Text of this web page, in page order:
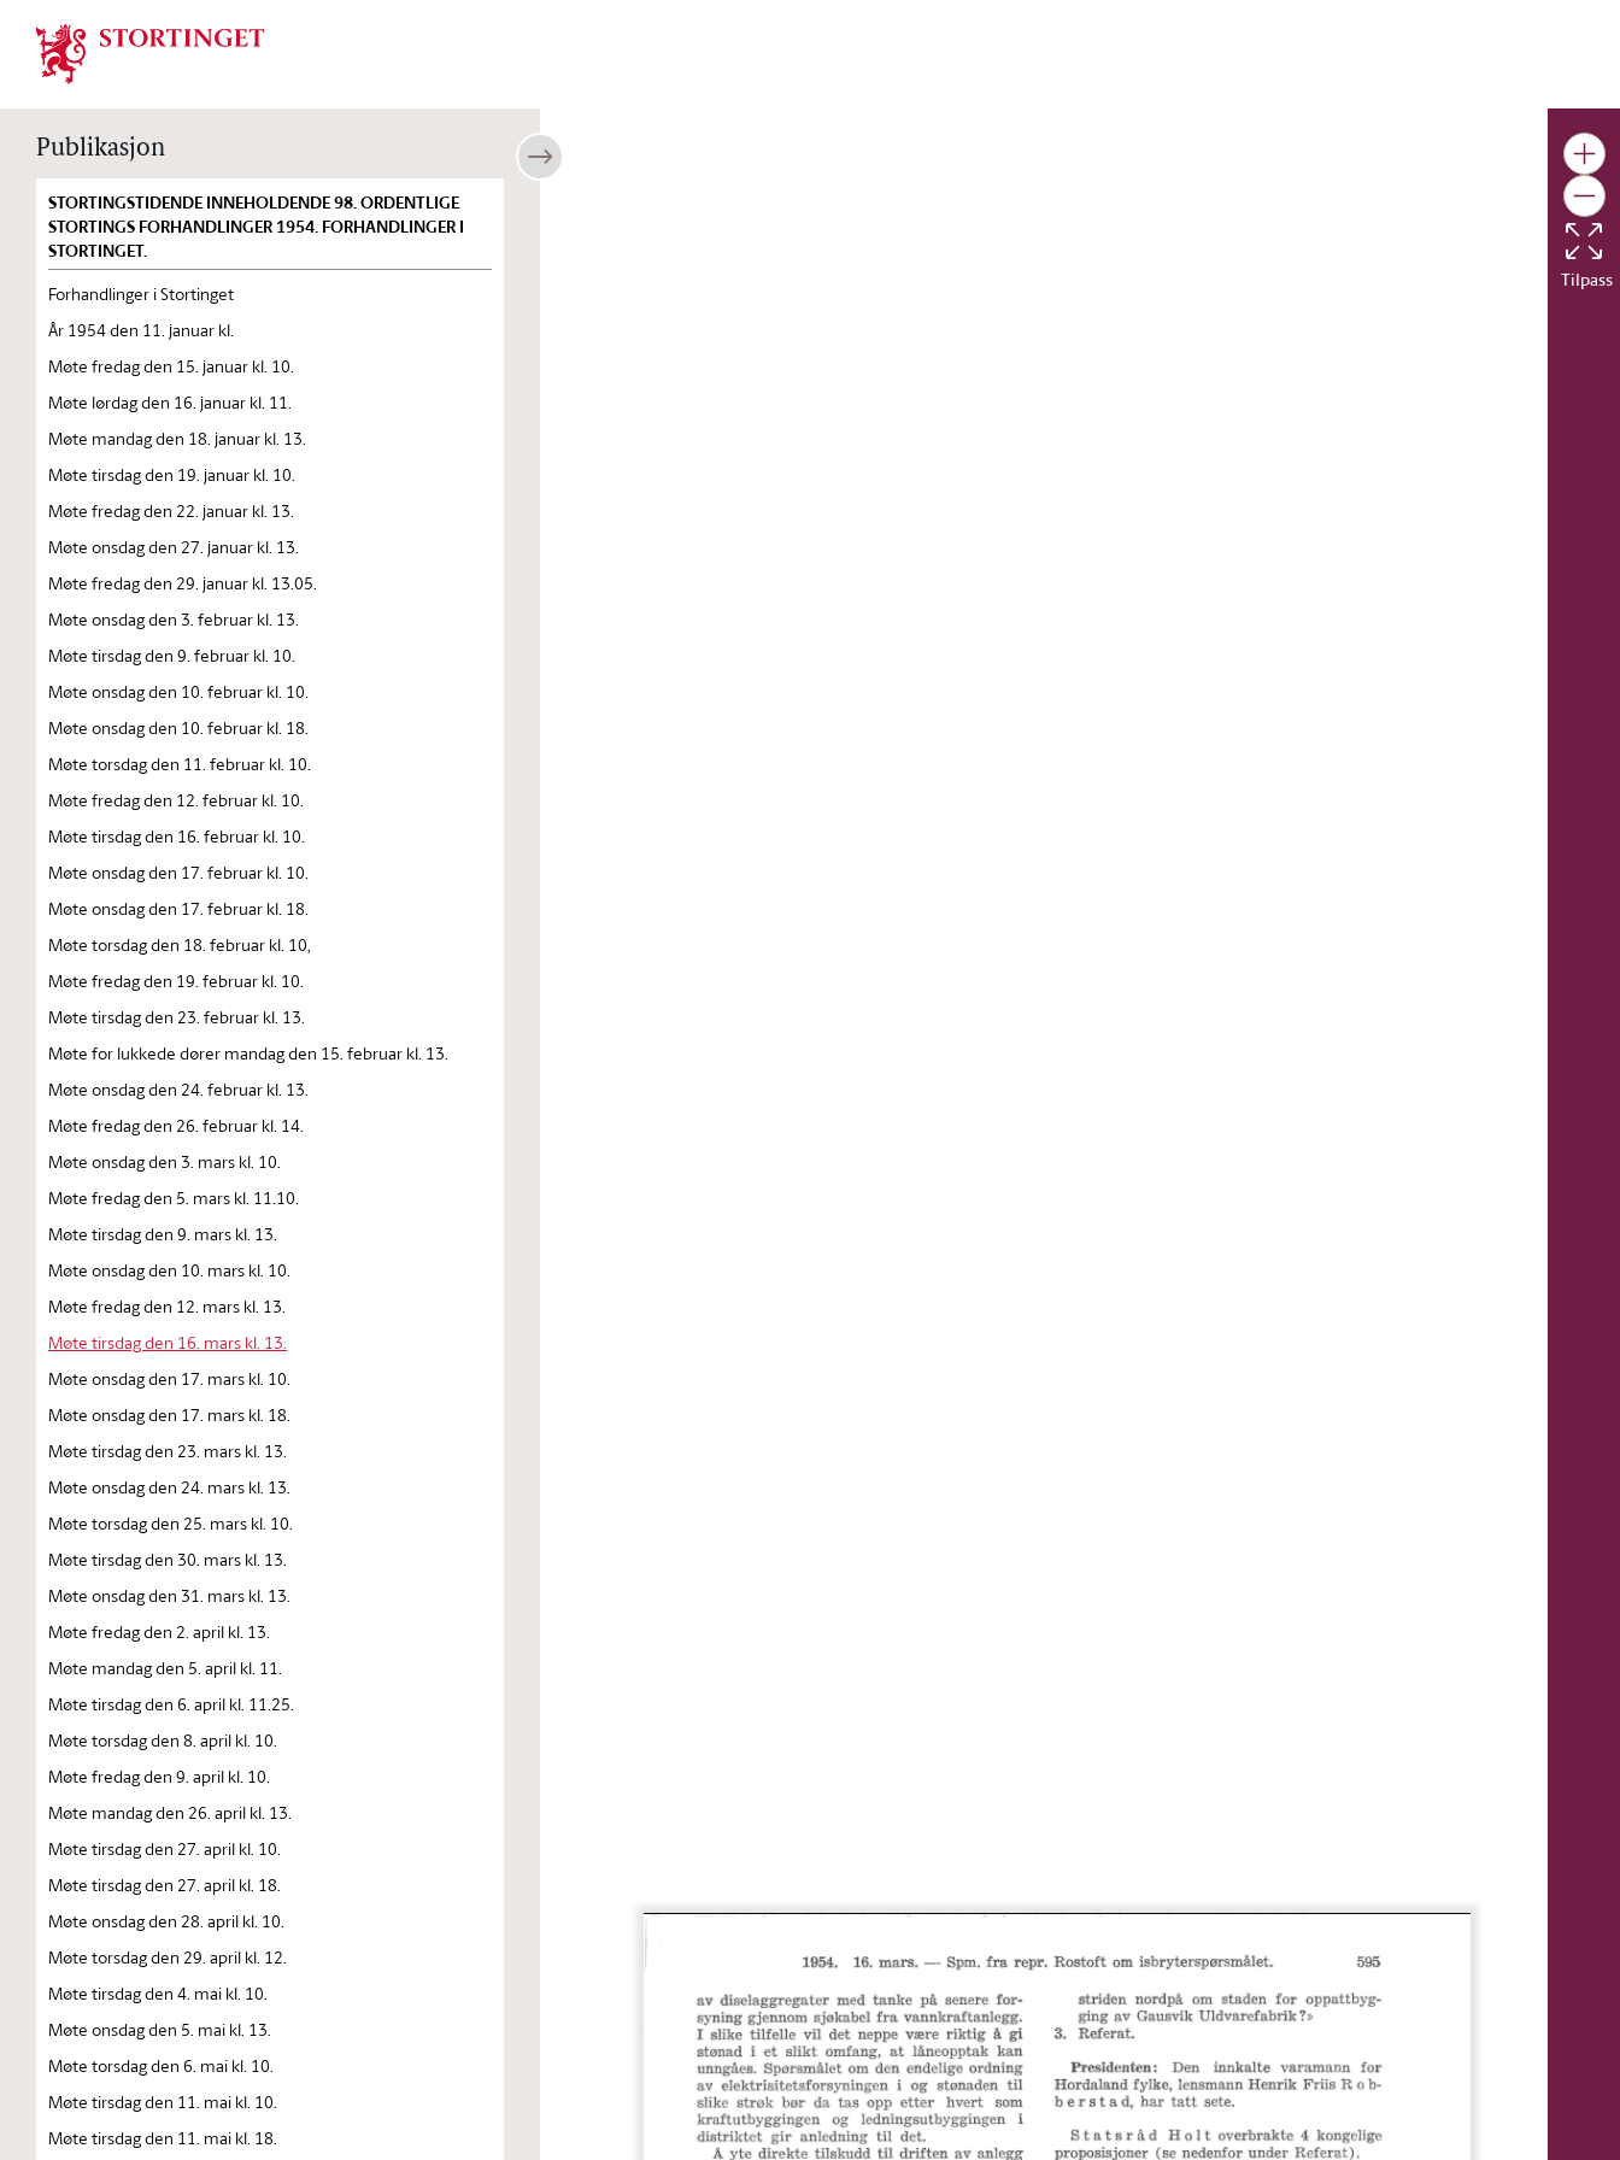
Stortinget.no
Publikasjon
STORTINGSTIDENDE INNEHOLDENDE 98. ORDENTLIGE
STORTINGS FORHANDLINGER 1954. FORHANDLINGER I
STORTINGET.
Forhandlinger i Stortinget
År 1954 den 11. januar kl.
Møte fredag den 15. januar kl. 10.
Møte lørdag den 16. januar kl. 11.
Møte mandag den 18. januar kl. 13.
Møte tirsdag den 19. januar kl. 10.
Møte fredag den 22. januar kl. 13.
Møte onsdag den 27. januar kl. 13.
Møte fredag den 29. januar kl. 13.05.
Møte onsdag den 3. februar kl. 13.
Møte tirsdag den 9. februar kl. 10.
Møte onsdag den 10. februar kl. 10.
Møte onsdag den 10. februar kl. 18.
Møte torsdag den 11. februar kl. 10.
Møte fredag den 12. februar kl. 10.
Møte tirsdag den 16. februar kl. 10.
Møte onsdag den 17. februar kl. 10.
Møte onsdag den 17. februar kl. 18.
Møte torsdag den 18. februar kl. 10,
Møte fredag den 19. februar kl. 10.
Møte tirsdag den 23. februar kl. 13.
Møte for lukkede dører mandag den 15. februar kl. 13.
Møte onsdag den 24. februar kl. 13.
Møte fredag den 26. februar kl. 14.
Møte onsdag den 3. mars kl. 10.
Møte fredag den 5. mars kl. 11.10.
Møte tirsdag den 9. mars kl. 13.
Møte onsdag den 10. mars kl. 10.
Møte fredag den 12. mars kl. 13.
Møte tirsdag den 16. mars kl. 13.
Møte onsdag den 17. mars kl. 10.
Møte onsdag den 17. mars kl. 18.
Møte tirsdag den 23. mars kl. 13.
Møte onsdag den 24. mars kl. 13.
Møte torsdag den 25. mars kl. 10.
Møte tirsdag den 30. mars kl. 13.
Møte onsdag den 31. mars kl. 13.
Møte fredag den 2. april kl. 13.
Møte mandag den 5. april kl. 11.
Møte tirsdag den 6. april kl. 11.25.
Møte torsdag den 8. april kl. 10.
Møte fredag den 9. april kl. 10.
Møte mandag den 26. april kl. 13.
Møte tirsdag den 27. april kl. 10.
Møte tirsdag den 27. april kl. 18.
Møte onsdag den 28. april kl. 10.
Møte torsdag den 29. april kl. 12.
Møte tirsdag den 4. mai kl. 10.
Møte onsdag den 5. mai kl. 13.
Møte torsdag den 6. mai kl. 10.
Møte tirsdag den 11. mai kl. 10.
Møte tirsdag den 11. mai kl. 18.